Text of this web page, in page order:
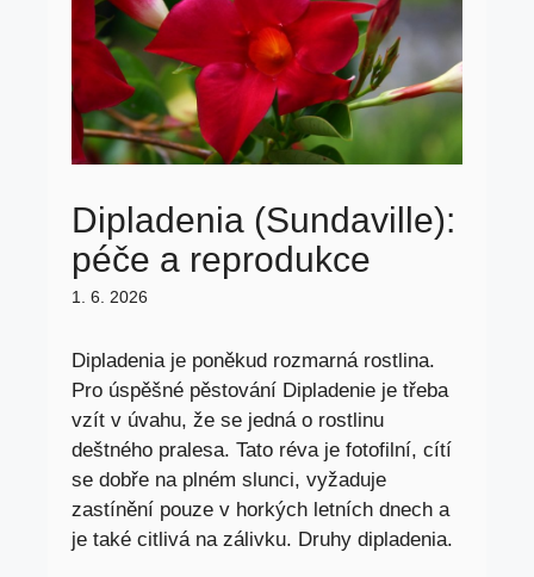
Dipladenia (Sundaville):
péče a reprodukce
1. 6. 2026
Dipladenia je poněkud rozmarná rostlina.
Pro úspěšné pěstování Dipladenie je třeba
vzít v úvahu, že se jedná o rostlinu
deštného pralesa. Tato réva je fotofilní, cítí
se dobře na plném slunci, vyžaduje
zastínění pouze v horkých letních dnech a
je také citlivá na zálivku. Druhy dipladenia.